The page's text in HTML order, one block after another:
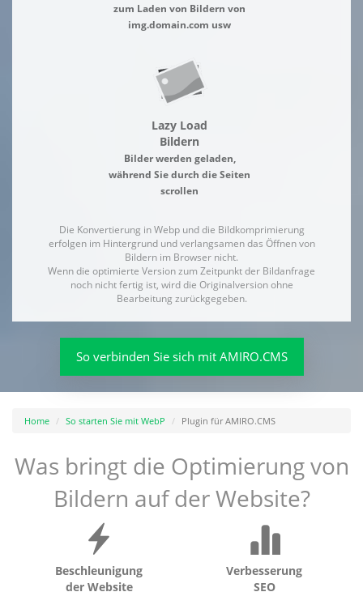
zum Laden von Bildern von
img.domain.com usw
Lazy Load
Bildern
Bilder werden geladen,
während Sie durch die Seiten
scrollen
Die Konvertierung in Webp und die Bildkomprimierung
erfolgen im Hintergrund und verlangsamen das Öffnen von
Bildern im Browser nicht.
Wenn die optimierte Version zum Zeitpunkt der Bildanfrage
noch nicht fertig ist, wird die Originalversion ohne
Bearbeitung zurückgegeben.
So verbinden Sie sich mit AMIRO.CMS
Home So starten Sie mit WebP Plugin für AMIRO.CMS
Was bringt die Optimierung von
Bildern auf der Website?
Beschleunigung
der Website
Verbesserung
SEO